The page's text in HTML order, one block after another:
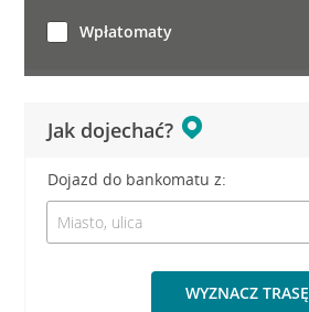
Jak dojechać?
Dojazd do bankomatu z:
WYZNACZ TRASĘ
Wpłatomaty